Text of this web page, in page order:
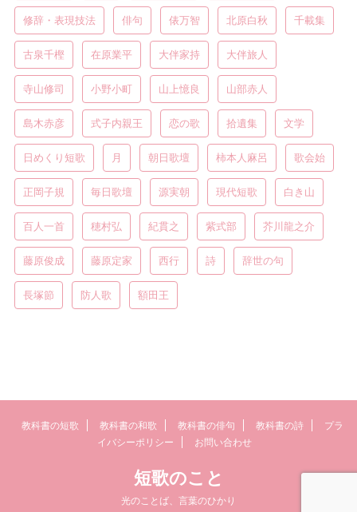
修辞・表現技法 俳句 俵万智 北原白秋 千載集
古泉千樫 在原業平 大伴家持 大伴旅人
寺山修司 小野小町 山上憶良 山部赤人
島木赤彦 式子内親王 恋の歌 拾遺集 文学
日めくり短歌 月 朝日歌壇 柿本人麻呂 歌会始
正岡子規 毎日歌壇 源実朝 現代短歌 白き山
百人一首 穂村弘 紀貫之 紫式部 芥川龍之介
藤原俊成 藤原定家 西行 詩 辞世の句
長塚節 防人歌 額田王
教科書の短歌 教科書の和歌 教科書の俳句 教科書の詩
プラ
イバシーポリシー
お問い合わせ
短歌のこと
光のことば、言葉のひかり